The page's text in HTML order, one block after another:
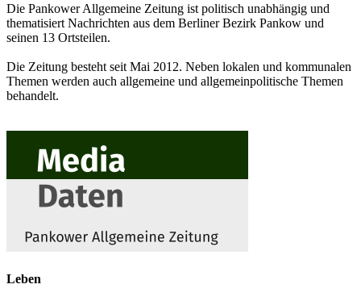
Die Pankower Allgemeine Zeitung ist politisch unabhängig und
thematisiert Nachrichten aus dem Berliner Bezirk Pankow und
seinen 13 Ortsteilen.
Die Zeitung besteht seit Mai 2012. Neben lokalen und kommunalen
Themen werden auch allgemeine und allgemeinpolitische Themen
behandelt.
Leben